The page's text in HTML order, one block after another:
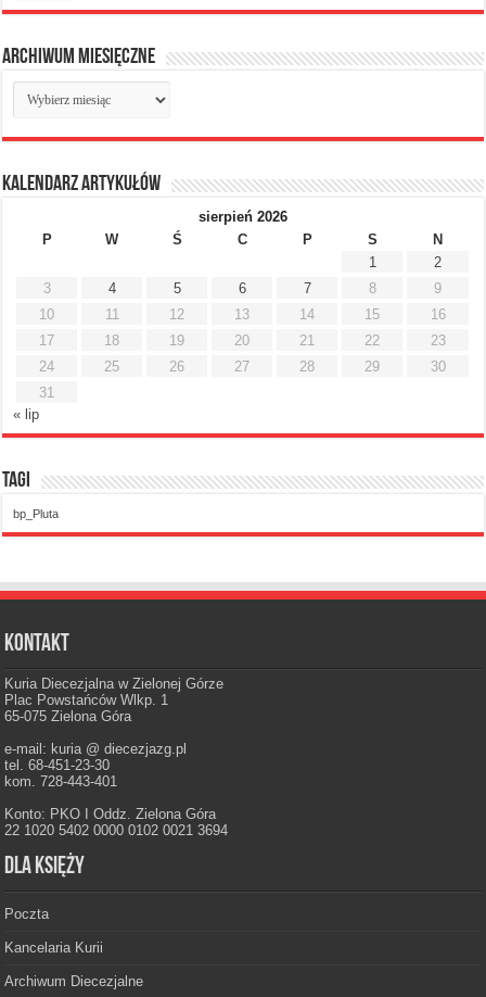
Archiwum miesięczne
Archiwum
miesięczne
Kalendarz artykułów
sierpień 2026
P
W Ś C P S
N
1
2
3
4 5 6 7 8
9
10
11 12 13 14 15
16
17
18 19 20 21 22
23
24
25 26 27 28 29
30
31
« lip
Tagi
bp_Pluta
Kontakt
Kuria Diecezjalna w Zielonej Górze
Plac Powstańców Wlkp. 1
65-075 Zielona Góra
e-mail: kuria @ diecezjazg.pl
tel. 68-451-23-30
kom. 728-443-401
Konto: PKO I Oddz. Zielona Góra
22 1020 5402 0000 0102 0021 3694
Dla księży
Poczta
Kancelaria Kurii
Archiwum Diecezjalne